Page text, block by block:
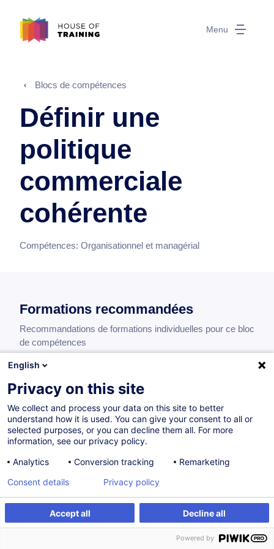
Menu
Blocs de compétences
Définir une
politique
commerciale
cohérente
Compétences: Organisationnel et managérial
Formations recommandées
Recommandations de formations individuelles pour ce bloc
de compétences
Profils professionnels
est nécessaire, utile, appréciée.
Chef d’entreprise
6compétences
English
Privacy on this site
We collect and process your data on this site to better
understand how it is used. You can give your consent to all or
selected purposes, or you can decline them all. For more
information, see our privacy policy.
Analytics
Conversion tracking Remarketing
Accept all Decline all
Consent details Privacy policy
Powered by